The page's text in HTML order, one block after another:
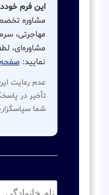
این فرم
مشاوره
مهاجرتی،
مشاوره‌ای،
نمایید: صفحه
عدم رعایت
تأخیر در
شما
نام
خانوادگی: *